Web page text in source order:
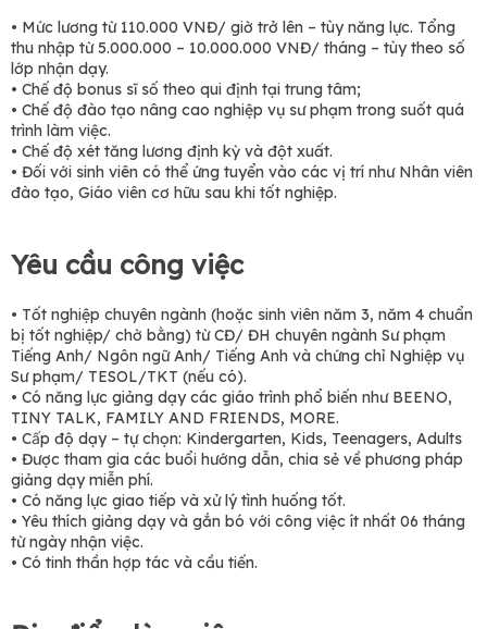
• Mức lương từ 110.000 VNĐ/ giờ trở lên – tùy năng lực. Tổng
thu nhập từ 5.000.000 – 10.000.000 VNĐ/ tháng – tùy theo số
lớp nhận dạy.
• Chế độ bonus sĩ số theo qui định tại trung tâm;
• Chế độ đào tạo nâng cao nghiệp vụ sư phạm trong suốt quá
trình làm việc.
• Chế độ xét tăng lương định kỳ và đột xuất.
• Đối với sinh viên có thể ứng tuyển vào các vị trí như Nhân viên
đào tạo, Giáo viên cơ hữu sau khi tốt nghiệp.
Yêu cầu công việc
• Tốt nghiệp chuyên ngành (hoặc sinh viên năm 3, năm 4 chuẩn
bị tốt nghiệp/ chờ bằng) từ CĐ/ ĐH chuyên ngành Sư phạm
Tiếng Anh/ Ngôn ngữ Anh/ Tiếng Anh và chứng chỉ Nghiệp vụ
Sư phạm/ TESOL/TKT (nếu có).
• Có năng lực giảng dạy các giáo trình phổ biến như BEENO,
TINY TALK, FAMILY AND FRIENDS, MORE.
• Cấp độ dạy – tự chọn: Kindergarten, Kids, Teenagers, Adults
• Được tham gia các buổi hướng dẫn, chia sẻ về phương pháp
giảng dạy miễn phí.
• Có năng lực giao tiếp và xử lý tình huống tốt.
• Yêu thích giảng dạy và gắn bó với công việc ít nhất 06 tháng
từ ngày nhận việc.
• Có tinh thần hợp tác và cầu tiến.